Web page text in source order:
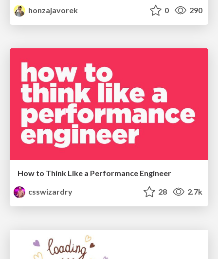
honzajavorek
0 290
How to Think Like a Performance Engineer
csswizardry
28 2.7k